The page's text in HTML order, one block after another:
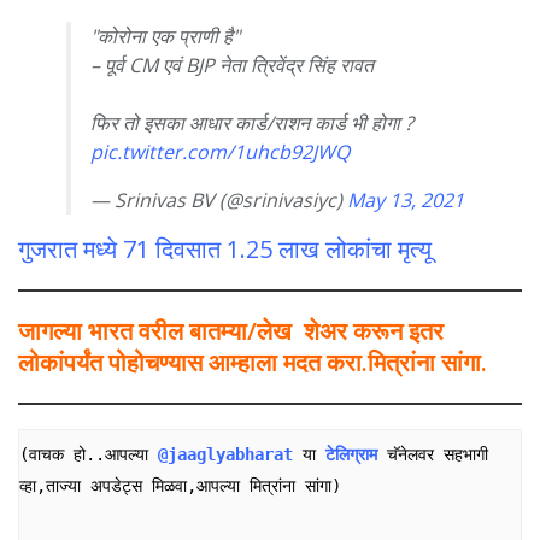
"कोरोना एक प्राणी है"
– पूर्व CM एवं BJP नेता त्रिवेंद्र सिंह रावत
फिर तो इसका आधार कार्ड/राशन कार्ड भी होगा ?
pic.twitter.com/1uhcb92JWQ
— Srinivas BV (@srinivasiyc)May 13, 2021
गुजरात मध्ये 71 दिवसात 1.25 लाख लोकांचा मृत्यू
जागल्या भारत वरील बातम्या/लेख शेअर करून इतर
लोकांपर्यंत पोहोचण्यास आम्हाला मदत करा.मित्रांना सांगा.
(वाचक हो..आपल्या @jaaglyabharat या टेलिग्राम चॅनेलवर सहभागी
व्हा,ताज्या अपडेट्स मिळवा,आपल्या मित्रांना सांगा)